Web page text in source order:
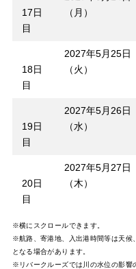
17日
目
（月）
18日
目
2027年5月25日
（火）
19日
目
2027年5月26日
（水）
20日
目
2027年5月27日
（木）
※横にスクロールできます。
※航路、寄港地、入出港時間等は天候
となる場合があります。
※リバークルーズでは川の水位の影響